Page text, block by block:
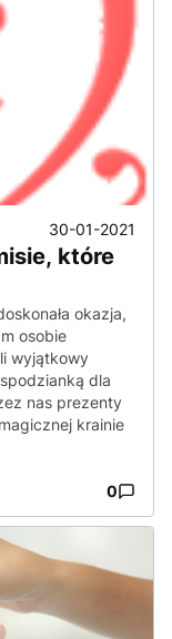
30-01-2021
które
okazja,
osobie
wyjątkowy
dla
nas prezenty
krainie
0